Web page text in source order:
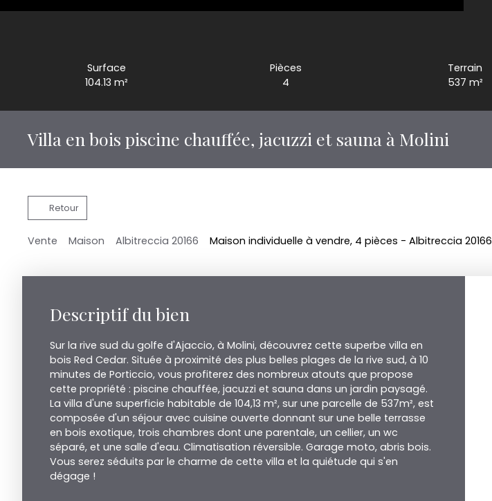
Surface
104.13 m²
Pièces
4
Terrain
537 m²
Villa en bois piscine chauffée, jacuzzi et sauna à Molini
Retour
Vente Maison Albitreccia 20166 Maison individuelle à vendre, 4 pièces - Albitreccia 20166
Descriptif du bien
Sur la rive sud du golfe d'Ajaccio, à Molini, découvrez cette superbe villa en
bois Red Cedar. Située à proximité des plus belles plages de la rive sud, à 10
minutes de Porticcio, vous profiterez des nombreux atouts que propose
cette propriété : piscine chauffée, jacuzzi et sauna dans un jardin paysagé.
La villa d'une superficie habitable de 104,13 m², sur une parcelle de 537m², est
composée d'un séjour avec cuisine ouverte donnant sur une belle terrasse
en bois exotique, trois chambres dont une parentale, un cellier, un wc
séparé, et une salle d'eau. Climatisation réversible. Garage moto, abris bois.
Vous serez séduits par le charme de cette villa et la quiétude qui s'en
dégage !